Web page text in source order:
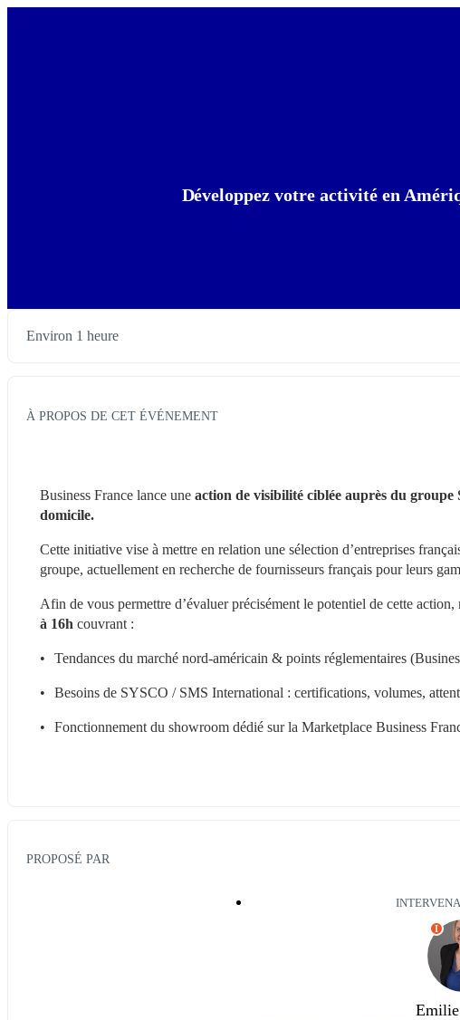
Développez votre activité en
Environ 1 heure
À PROPOS DE CET ÉVÉNEMENT
Business France lance une action de visibilité ciblée auprès du
domicile.
Cette initiative vise à mettre en relation une sélection d’entreprises
groupe, actuellement en recherche de fournisseurs français pour leurs
Afin de vous permettre d’évaluer précisément le potentiel de cette action,
à 16h couvrant :
•	Tendances du marché nord-américain & points réglementaires
•	Besoins de SYSCO / SMS International : certifications, volumes,
•	Fonctionnement du showroom dédié sur la Marketplace Business
PROPOSÉ PAR
I